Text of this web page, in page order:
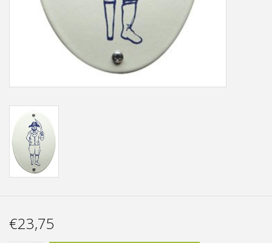
Bestelling op maat
Portfolio
kleuren en lettertypes
€23,75